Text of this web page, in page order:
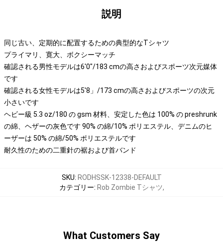
説明
同じ古い、定期的に配置するための典型的なTシャツ
プライマリ、寛大、ボクシーマッチ
確認される男性モデルは6'0"/183 cmの高さおよびスポーツ次元媒体
です
確認される女性モデルは5'8」/173 cmの高さおよびスポーツの次元
小さいです
ヘビー級 5.3 oz/180 の gsm 材料、安定した色は 100% の preshrunk
の綿、ヘザーの灰色です 90% の綿/10% ポリエステル、デニムのヒ
ーザーは 50% の綿/50% ポリエステルです
耐久性のための二重針の裾および首バンド
SKU: RODHSSK-12338-DEFAULT
カテゴリー: Rob Zombie Tシャツ,
What Customers Say